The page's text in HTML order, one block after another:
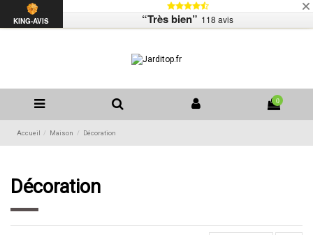
Contactez-nous
Liste de souhaits (
0
Accueil Maison Décoration
Décoration
KING-AVIS “Très bien” 118 avis